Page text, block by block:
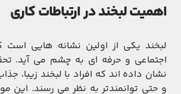
اهمیت لبخند در ارتباطات کاری
لبخند یکی از اولین نشانه‌ هایی است
اجتماعی و حرفه ‌ای به چشم می ‌آید.
نشان داده‌ اند که افراد با لبخند زیبا،
و حتی توانمندتر به نظر می‌ رسند.